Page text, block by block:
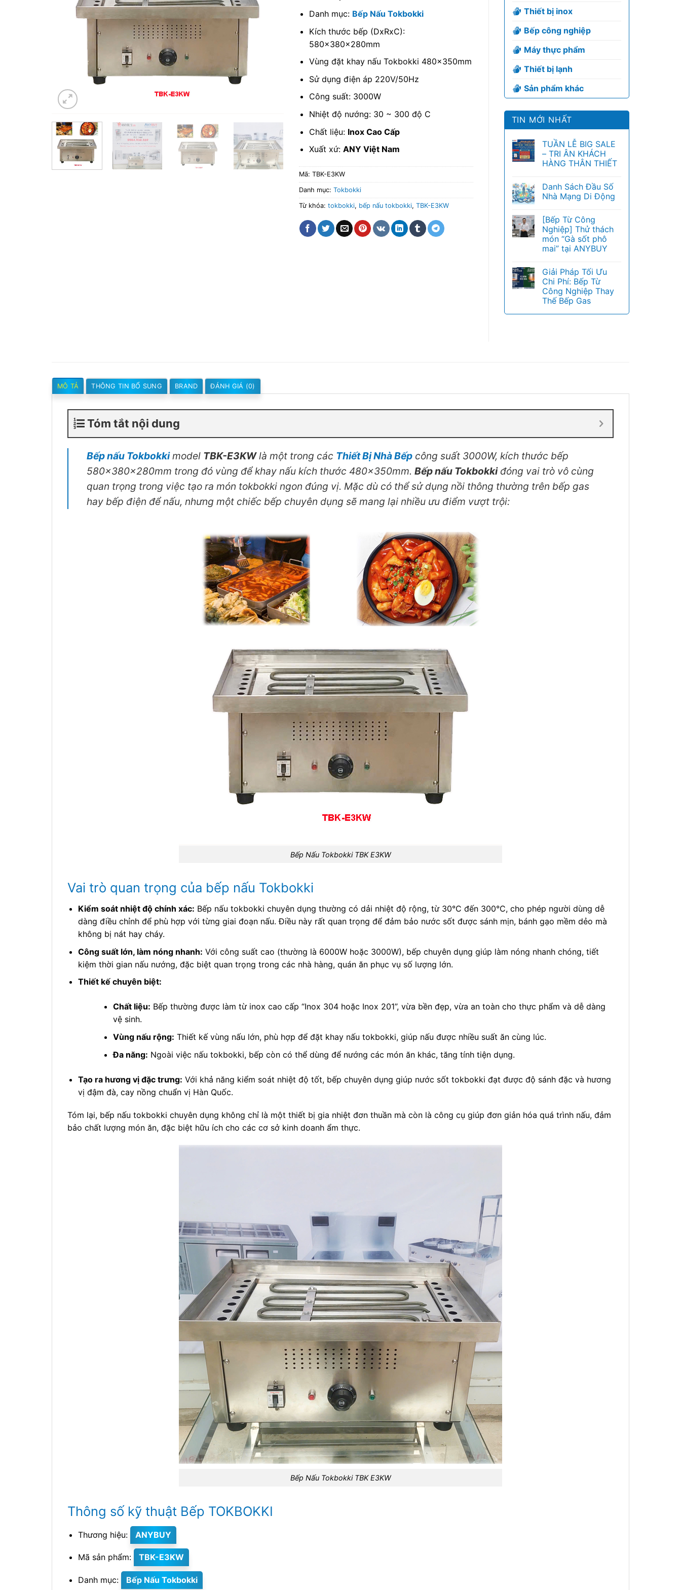
Danh mục: Bếp Nấu Tokbokki
Kích thước bếp (DxRxC):
580x380x280mm
Vùng đặt khay nấu Tokbokki 480x350mm
Sử dụng điện áp 220V/50Hz
Công suất: 3000W
Nhiệt độ nướng: 30 ~ 300 độ C
Chất liệu: Inox Cao Cấp
Xuất xứ:ANY Việt Nam
Mã: TBK-E3KW
Danh mục: Tokbokki
Từ khóa: tokbokki, bếp nấu tokbokki, TBK-E3KW
Thiết bị inox
Bếp công nghiệp
Máy thực phẩm
Thiết bị lạnh
Sản phẩm khác
TIN MỚI NHẤT
TUẦN LỄ BIG SALE
– TRI ÂN KHÁCH
HÀNG THÂN THIẾT
Danh Sách Đầu Số
Nhà Mạng Di Động
[Bếp Từ Công
Nghiệp] Thử thách
món “Gà sốt phô
mai” tại ANYBUY
Giải Pháp Tối Ưu
Chi Phí: Bếp Từ
Công Nghiệp Thay
Thế Bếp Gas
MÔ TẢ THÔNG TIN BỔ SUNG BRAND ĐÁNH GIÁ (0)
Tóm tắt nội dung
Bếp nấu Tokbokkimodel TBK-E3KWlà một trong các Thiết Bị Nhà Bếp công suất 3000W, kích thước bếp
580x380x280mm trong đó vùng để khay nấu kích thước 480x350mm. Bếp nấu Tokbokkiđóng vai trò vô cùng
quan trọng trong việc tạo ra món tokbokki ngon đúng vị. Mặc dù có thể sử dụng nồi thông thường trên bếp gas
hay bếp điện để nấu, nhưng một chiếc bếp chuyên dụng sẽ mang lại nhiều ưu điểm vượt trội:
Bếp Nấu Tokbokki TBK E3KW
Vai trò quan trọng của bếp nấu Tokbokki
Kiểm soát nhiệt độ chính xác: Bếp nấu tokbokki chuyên dụng thường có dải nhiệt độ rộng, từ 30°C đến 300°C, cho phép người dùng dễ
dàng điều chỉnh để phù hợp với từng giai đoạn nấu. Điều này rất quan trọng để đảm bảo nước sốt được sánh mịn, bánh gạo mềm dẻo mà
không bị nát hay cháy.
Công suất lớn, làm nóng nhanh: Với công suất cao (thường là 6000W hoặc 3000W), bếp chuyên dụng giúp làm nóng nhanh chóng, tiết
kiệm thời gian nấu nướng, đặc biệt quan trọng trong các nhà hàng, quán ăn phục vụ số lượng lớn.
Thiết kế chuyên biệt:
Chất liệu: Bếp thường được làm từ inox cao cấp “Inox 304 hoặc Inox 201”, vừa bền đẹp, vừa an toàn cho thực phẩm và dễ dàng
vệ sinh.
Vùng nấu rộng: Thiết kế vùng nấu lớn, phù hợp để đặt khay nấu tokbokki, giúp nấu được nhiều suất ăn cùng lúc.
Đa năng: Ngoài việc nấu tokbokki, bếp còn có thể dùng để nướng các món ăn khác, tăng tính tiện dụng.
Tạo ra hương vị đặc trưng: Với khả năng kiểm soát nhiệt độ tốt, bếp chuyên dụng giúp nước sốt tokbokki đạt được độ sánh đặc và hương
vị đậm đà, cay nồng chuẩn vị Hàn Quốc.
Tóm lại, bếp nấu tokbokki chuyên dụng không chỉ là một thiết bị gia nhiệt đơn thuần mà còn là công cụ giúp đơn giản hóa quá trình nấu, đảm
bảo chất lượng món ăn, đặc biệt hữu ích cho các cơ sở kinh doanh ẩm thực.
Bếp Nấu Tokbokki TBK E3KW
Thông số kỹ thuật Bếp TOKBOKKI
Thương hiệu: ANYBUY
Mã sản phẩm: TBK-E3KW
Danh mục: Bếp Nấu Tokbokki